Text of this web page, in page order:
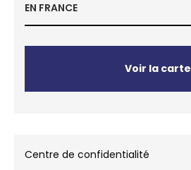
EN FRANCE
Voir la carte
Centre de confidentialité